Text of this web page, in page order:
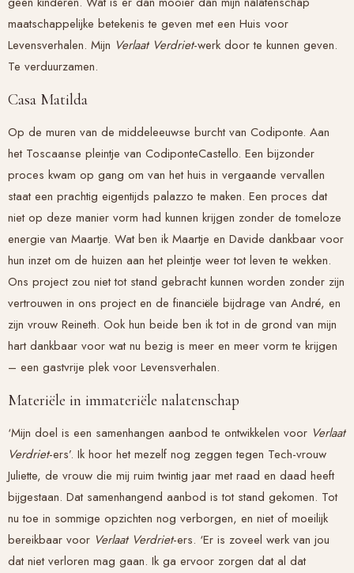
maatschappelijke betekenis te geven met een Huis voor
Levensverhalen. Mijn Verlaat Verdriet-werk door te kunnen geven.
Te verduurzamen.
Casa Matilda
Op de muren van de middeleeuwse burcht van Codiponte. Aan
het Toscaanse pleintje van CodiponteCastello. Een bijzonder
proces kwam op gang om van het huis in vergaande vervallen
staat een prachtig eigentijds palazzo te maken. Een proces dat
niet op deze manier vorm had kunnen krijgen zonder de tomeloze
energie van Maartje. Wat ben ik Maartje en Davide dankbaar voor
hun inzet om de huizen aan het pleintje weer tot leven te wekken.
Ons project zou niet tot stand gebracht kunnen worden zonder zijn
vertrouwen in ons project en de financiële bijdrage van André, en
zijn vrouw Reineth. Ook hun beide ben ik tot in de grond van mijn
hart dankbaar voor wat nu bezig is meer en meer vorm te krijgen
– een gastvrije plek voor Levensverhalen.
Materiële in immateriële nalatenschap
‘Mijn doel is een samenhangen aanbod te ontwikkelen voor Verlaat
Verdriet-ers’. Ik hoor het mezelf nog zeggen tegen Tech-vrouw
Juliette, de vrouw die mij ruim twintig jaar met raad en daad heeft
bijgestaan. Dat samenhangend aanbod is tot stand gekomen. Tot
nu toe in sommige opzichten nog verborgen, en niet of moeilijk
bereikbaar voor Verlaat Verdriet-ers. ‘Er is zoveel werk van jou
dat niet verloren mag gaan. Ik ga ervoor zorgen dat al dat